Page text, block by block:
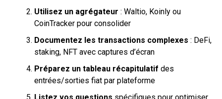
Utilisez un agrégateur : Waltio, Koinly ou
CoinTracker pour consolider
Documentez les transactions complexes : DeFi,
staking, NFT avec captures d’écran
Préparez un tableau récapitulatif des
entrées/sorties fiat par plateforme